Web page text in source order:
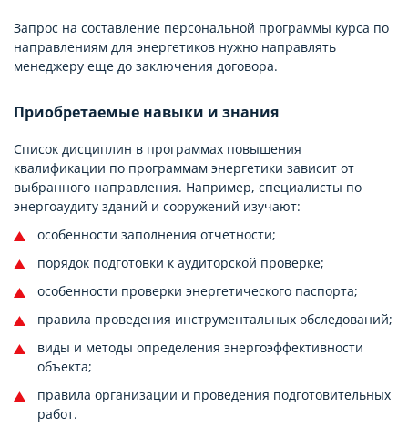
Запрос на составление персональной программы курса по
направлениям для энергетиков нужно направлять
менеджеру еще до заключения договора.
Приобретаемые навыки и знания
Список дисциплин в программах повышения
квалификации по программам энергетики зависит от
выбранного направления. Например, специалисты по
энергоаудиту зданий и сооружений изучают:
особенности заполнения отчетности;
порядок подготовки к аудиторской проверке;
особенности проверки энергетического паспорта;
правила проведения инструментальных обследований;
виды и методы определения энергоэффективности
объекта;
правила организации и проведения подготовительных
работ.